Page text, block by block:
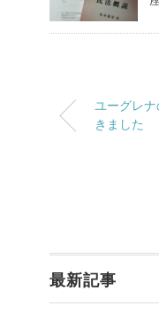
ユーグレ
きました
最新記事